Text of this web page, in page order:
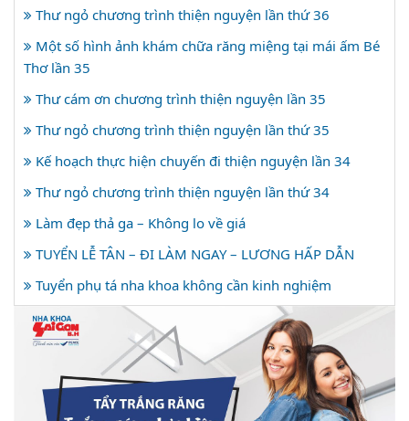
Thư ngỏ chương trình thiện nguyện lần thứ 36
Một số hình ảnh khám chữa răng miệng tại mái ấm Bé
Thơ lần 35
Thư cám ơn chương trình thiện nguyện lần 35
Thư ngỏ chương trình thiện nguyện lần thứ 35
Kế hoạch thực hiện chuyến đi thiện nguyện lần 34
Thư ngỏ chương trình thiện nguyện lần thứ 34
Làm đẹp thả ga – Không lo về giá
TUYỂN LỄ TÂN – ĐI LÀM NGAY – LƯƠNG HẤP DẪN
Tuyển phụ tá nha khoa không cần kinh nghiệm